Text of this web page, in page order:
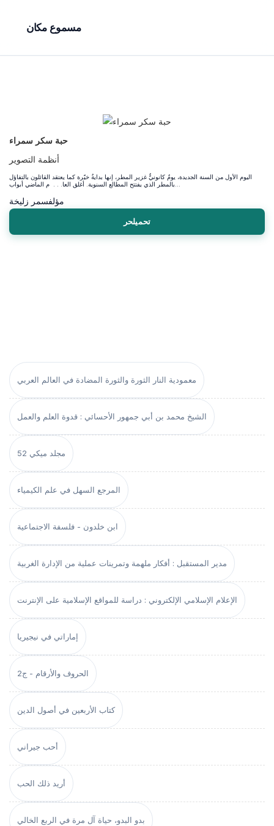
مسموع مكان
معمودية النار الثورة والثورة المضادة في العالم العربي
الشيخ محمد بن أبي جمهور الأحسائي : قدوة العلم والعمل
مجلد ميكي 52
المرجع السهل في علم الكيمياء
ابن خلدون - فلسفة الاجتماعية
مدير المستقبل : أفكار ملهمة وتمرينات عملية من الإدارة الغربية
الإعلام الإسلامي الإلكتروني : دراسة للمواقع الإسلامية على الإنترنت
إماراتي في نيجيريا
الحروف والأرقام - ج2
كتاب الأربعين في أصول الدين
أحب جيراني
أريد ذلك الحب
بدو البدو، حياة آل مرة في الربع الخالي
حبة سكر سمراء
أنظمة التصوير
اليوم الأول من السنة الجديدة، يومٌ كانونيٌّ غزير المطر، إنها بدايةٌ خيّرة كما يعتقد القائلون بالتفاؤل
مؤلفسمر زليخة
تحميلحر